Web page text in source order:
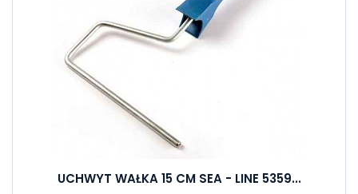
UCHWYT WAŁKA 15 CM SEA - LINE 5359...